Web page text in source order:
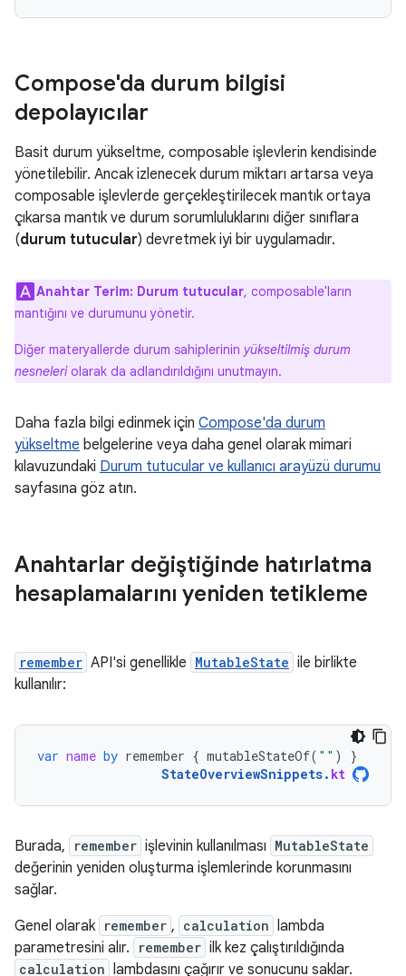
Compose'da durum bilgisi
depolayıcılar
Basit durum yükseltme, composable işlevlerin kendisinde
yönetilebilir. Ancak izlenecek durum miktarı artarsa veya
composable işlevlerde gerçekleştirilecek mantık ortaya
çıkarsa mantık ve durum sorumluluklarını diğer sınıflara
(durum tutucular) devretmek iyi bir uygulamadır.
Anahtar Terim: Durum tutucular, composable'ların
mantığını ve durumunu yönetir.
Diğer materyallerde durum sahiplerinin yükseltilmiş durum
nesneleriolarak da adlandırıldığını unutmayın.
Daha fazla bilgi edinmek için Compose'da durum
yükseltme belgelerine veya daha genel olarak mimari
kılavuzundaki Durum tutucular ve kullanıcı arayüzü durumu
sayfasına göz atın.
Anahtarlar değiştiğinde hatırlatma
hesaplamalarını yeniden tetikleme
remember API'si genellikle MutableState ile birlikte
kullanılır:
var name by remember { mutableStateOf( "" )
}
StateOverviewSnippets. kt
Burada, remember işlevinin kullanılması MutableState
değerinin yeniden oluşturma işlemlerinde korunmasını
sağlar.
Genel olarak remember , calculation
lambda
parametresini alır.
remember ilk kez çalıştırıldığında
calculation lambdasını çağırır ve sonucunu saklar.